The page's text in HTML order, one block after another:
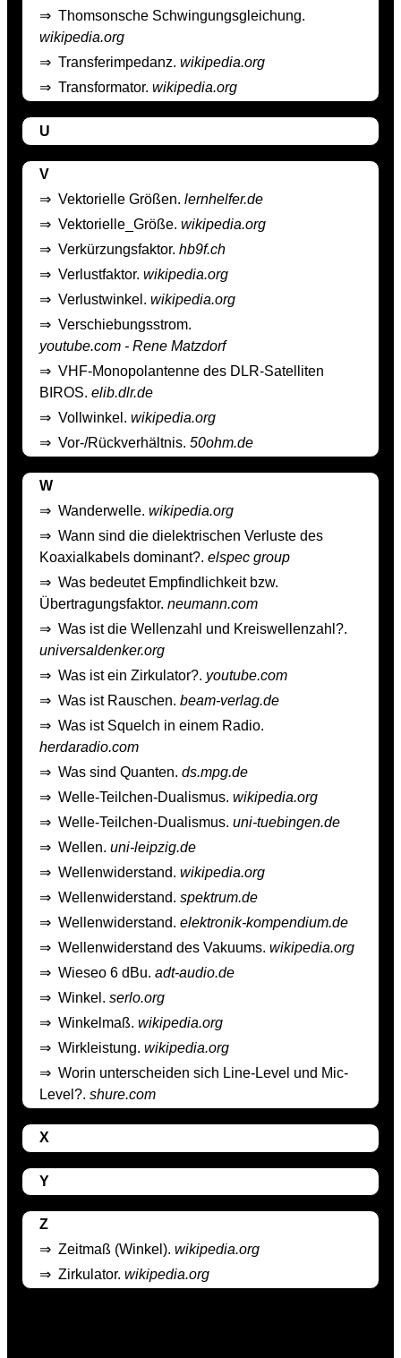
⇒ Thomsonsche Schwingungsgleichung.
wikipedia.org
⇒ Transferimpedanz. wikipedia.org
⇒ Transformator. wikipedia.org
U
V
⇒ Vektorielle Größen. lernhelfer.de
⇒ Vektorielle_Größe. wikipedia.org
⇒ Verkürzungsfaktor. hb9f.ch
⇒ Verlustfaktor. wikipedia.org
⇒ Verlustwinkel. wikipedia.org
⇒ Verschiebungsstrom.
youtube.com - Rene Matzdorf
⇒ VHF-Monopolantenne des DLR-Satelliten
BIROS. elib.dlr.de
⇒ Vollwinkel. wikipedia.org
⇒ Vor-/Rückverhältnis. 50ohm.de
W
⇒ Wanderwelle. wikipedia.org
⇒ Wann sind die dielektrischen Verluste des
Koaxialkabels dominant?. elspec group
⇒ Was bedeutet Empfindlichkeit bzw.
Übertragungsfaktor. neumann.com
⇒ Was ist die Wellenzahl und Kreiswellenzahl?.
universaldenker.org
⇒ Was ist ein Zirkulator?. youtube.com
⇒ Was ist Rauschen. beam-verlag.de
⇒ Was ist Squelch in einem Radio.
herdaradio.com
⇒ Was sind Quanten. ds.mpg.de
⇒ Welle-Teilchen-Dualismus. wikipedia.org
⇒ Welle-Teilchen-Dualismus. uni-tuebingen.de
⇒ Wellen. uni-leipzig.de
⇒ Wellenwiderstand. wikipedia.org
⇒ Wellenwiderstand. spektrum.de
⇒ Wellenwiderstand. elektronik-kompendium.de
⇒ Wellenwiderstand des Vakuums. wikipedia.org
⇒ Wieseo 6 dBu. adt-audio.de
⇒ Winkel. serlo.org
⇒ Winkelmaß. wikipedia.org
⇒ Wirkleistung. wikipedia.org
⇒ Worin unterscheiden sich Line-Level und Mic-
Level?. shure.com
X
Y
Z
⇒ Zeitmaß (Winkel). wikipedia.org
⇒ Zirkulator. wikipedia.org